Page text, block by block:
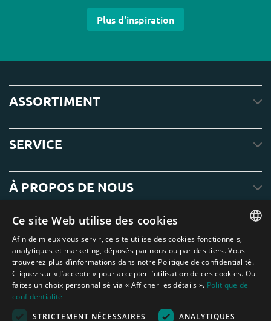
Plus d'inspiration
ASSORTIMENT
SERVICE
À PROPOS DE NOUS
ENGLISH
DUTCH
GERMAN
Ce site Web utilise des cookies
Afin de mieux vous servir, ce site utilise des cookies fonctionnels,
analytiques et marketing, déposés par nous ou par des tiers. Vous
trouverez plus d’informations dans notre Politique de confidentialité.
Cliquez sur « J’accepte » pour accepter l’utilisation de ces cookies. Ou
faites un choix personnalisé via « Afficher les détails ». Politique de
confidentialité
STRICTEMENT NÉCESSAIRES
ANALYTIQUES